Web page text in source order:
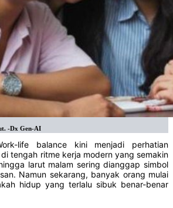
-Dx Gen-AI
life balance kini menjadi perhatian
tengah ritme kerja modern yang semakin
larut malam sering dianggap simbol
Namun sekarang, banyak orang mulai
hidup yang terlalu sibuk benar-benar